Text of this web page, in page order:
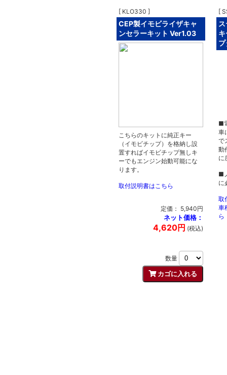
[ KLO330 ]
CEP製イモビライザキャ
ンセラーキット Ver1.03
こちらのキットに純正キー
（イモビチップ）を格納し設
置すればイモビチップ無しキ
ーでもエンジン始動可能にな
ります。
取付説明書はこちら
定価： 5,940円
ネット価格：
4,620円 (税込)
数量
[
■
車
で
動
に
■
に
取
車
ら